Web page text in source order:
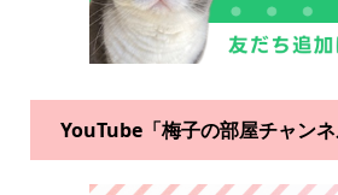
YouTube「梅子の部屋チャンネ